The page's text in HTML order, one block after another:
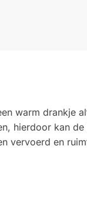
warm drankje
hierdoor kan
vervoerd en